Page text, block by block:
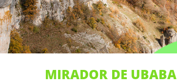
MIRADOR DE UBABA